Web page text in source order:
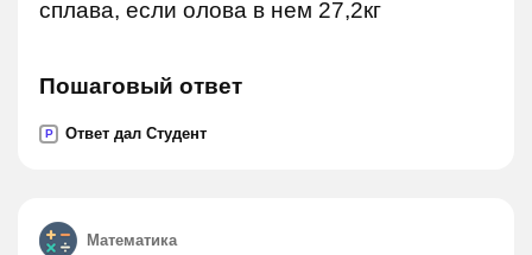
сплава, если олова в нем 27,2кг
Пошаговый ответ
P Ответ дал Студент
Математика